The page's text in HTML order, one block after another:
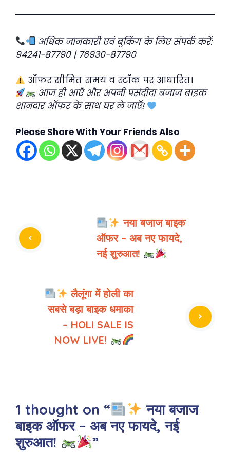
अधिक जानकारी एवं बुकिंग के लिए संपर्क करें:
94241-87790 | 76930-87790
ऑफर सीमित समय व स्टॉक पर आधारित।
आज ही आएँ और अपनी पसंदीदा बजाज बाइक
शानदार ऑफर के साथ घर ले जाएँ!
Please Share With Your Friends Also
नया बजाज बाइक
ऑफर – अब नए फायदे,
नई शुरुआत!
लैलूंगा में होली का
सबसे बड़ा बाइक धमाका
– HOLI SALE IS
NOW LIVE!
1 thought on “
नया बजाज
बाइक ऑफर – अब नए फायदे, नई
शुरुआत!
”